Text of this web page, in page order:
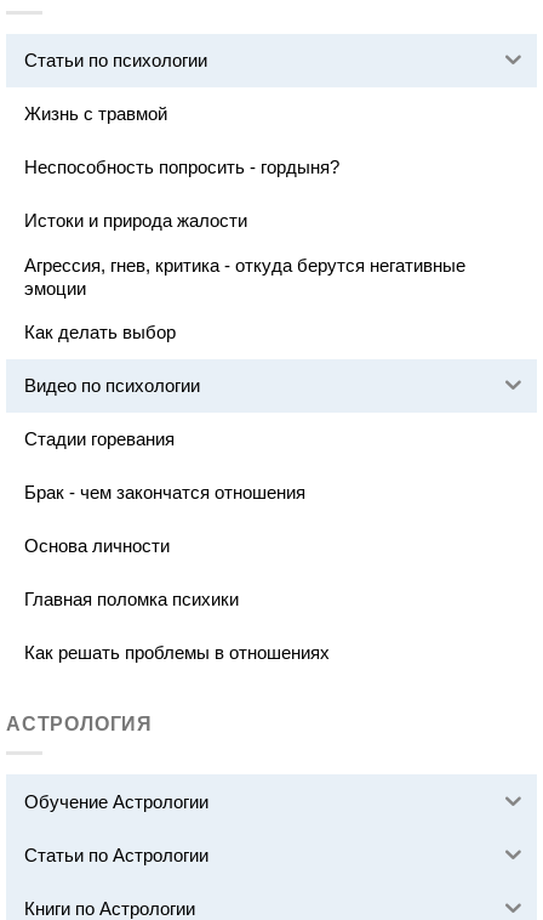
Статьи по психологии
Жизнь с травмой
Неспособность попросить - гордыня?
Истоки и природа жалости
Агрессия, гнев, критика - откуда берутся негативные
эмоции
Как делать выбор
Видео по психологии
Стадии горевания
Брак - чем закончатся отношения
Основа личности
Главная поломка психики
Как решать проблемы в отношениях
АСТРОЛОГИЯ
Обучение Астрологии
Статьи по Астрологии
Книги по Астрологии